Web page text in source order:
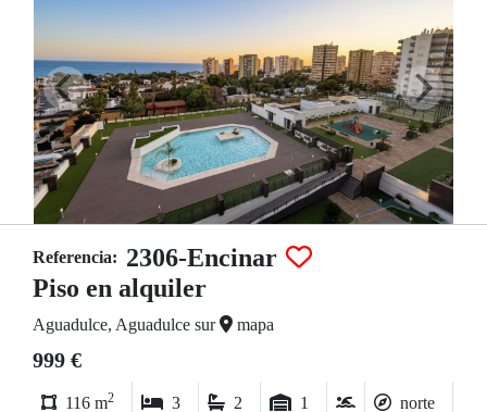
Referencia: 2306-Encinar
Piso en alquiler
Aguadulce, Aguadulce sur mapa
999 €
116 m2 3 2 1 norte